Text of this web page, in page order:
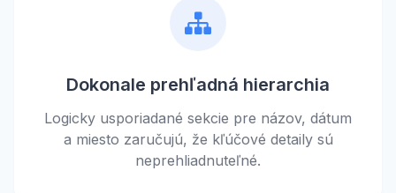
Dokonale prehľadná hierarchia
Logicky usporiadané sekcie pre názov, dátum
a miesto zaručujú, že kľúčové detaily sú
neprehliadnuteľné.